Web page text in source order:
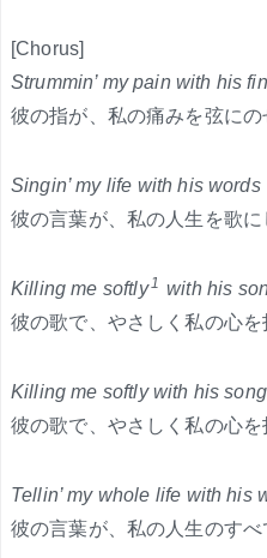
[Chorus]
Strummin’ my pain with his
彼の指が、私の痛みを弦にの
Singin’ my life with his words
彼の言葉が、私の人生を歌に
Killing me softly1 with his
彼の歌で、やさしく私の心を
Killing me softly with his song
彼の歌で、やさしく私の心を
Tellin’ my whole life with his
彼の言葉が、私の人生のす